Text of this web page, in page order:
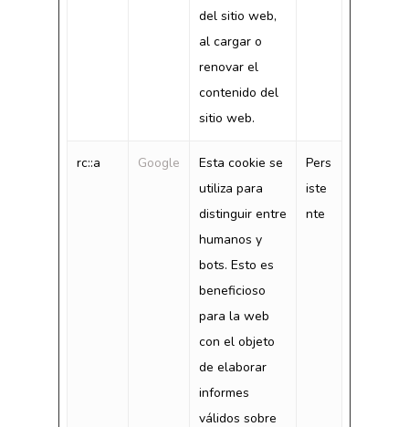
del sitio web,
al cargar o
renovar el
contenido del
sitio web.
rc::a Google
Esta cookie se
utiliza para
distinguir entre
humanos y
bots. Esto es
beneficioso
para la web
con el objeto
de elaborar
informes
válidos sobre
Pers
iste
nte